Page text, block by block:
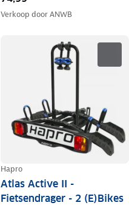
Verkoop doorANWB
Hapro
Atlas Active II -
Fietsendrager - 2 (E)Bikes